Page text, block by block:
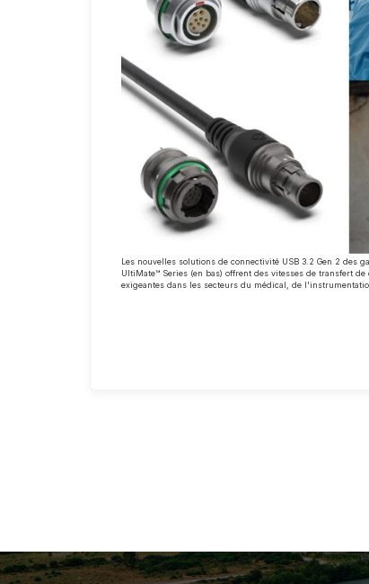
Les nouvelles solutions de connectivité USB 3.2 Gen 2 des
UltiMate™ Series (en bas) offrent des vitesses de transfert
exigeantes dans les secteurs du médical, de